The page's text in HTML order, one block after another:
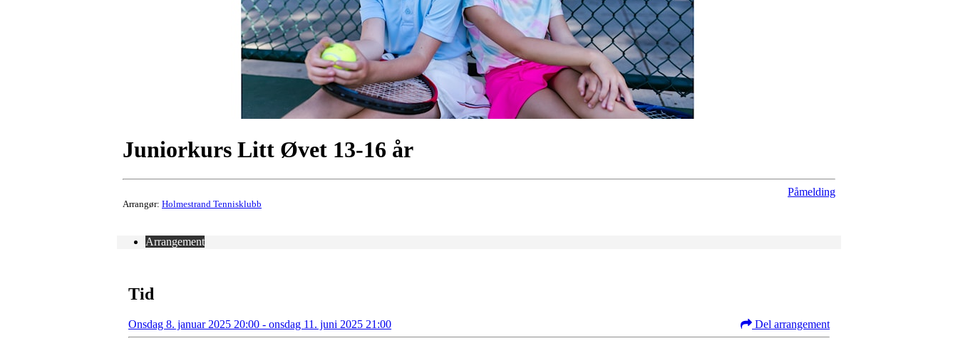
Juniorkurs Litt Øvet 13-16 år
Arrangør: Holmestrand Tennisklubb
Påmelding
Arrangement
Tid
Onsdag 8. januar 2025 20:00 - onsdag 11. juni 2025 21:00 Del arrangement